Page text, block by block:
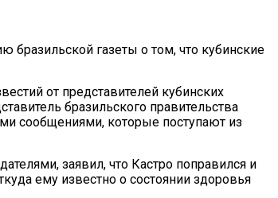
бразильской газеты о том, что кубинские
от представителей кубинских
бразильского правительства
сообщениями, которые поступают из
заявил, что Кастро поправился и
ему известно о состоянии здоровья